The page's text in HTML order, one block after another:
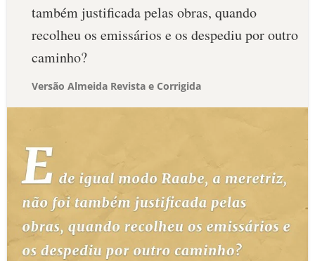
também justificada pelas obras, quando
recolheu os emissários e os despediu por outro
caminho?
Versão Almeida Revista e Corrigida